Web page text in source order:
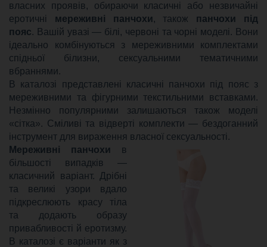
власних проявів, обираючи класичні або незвичайні
еротичні мереживні панчохи, також панчохи під
пояс. Вашій увазі — білі, червоні та чорні моделі. Вони
ідеально комбінуються з мереживними комплектами
спідньої білизни, сексуальними тематичними
вбраннями.
В каталозі представлені класичні панчохи під пояс з
мереживними та фігурними текстильними вставками.
Незмінно популярними залишаються також моделі
«сітка». Сміливі та відверті комплекти — бездоганний
інструмент для вираження власної сексуальності.
Мереживні панчохи в
більшості випадків —
класичний варіант. Дрібні
та великі узори вдало
підкреслюють красу тіла
та додають образу
привабливості й еротизму.
В каталозі є варіанти як з